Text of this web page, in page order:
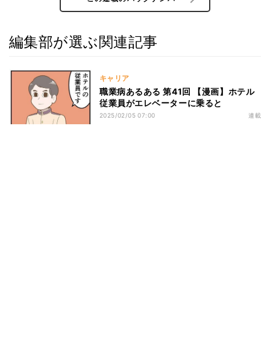
編集部が選ぶ関連記事
キャリア
職業病あるある 第41回 【漫画】ホテル
従業員がエレベーターに乗ると
2025/02/05 07:00 連載